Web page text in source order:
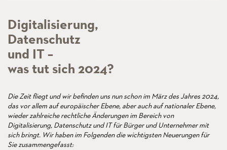
Digitalisierung,
Datenschutz
und IT –
was tut sich 2024?
Die Zeit fliegt und wir befinden uns nun schon im März des Jahres 2024,
das vor allem auf europäischer Ebene, aber auch auf nationaler Ebene,
wieder zahlreiche rechtliche Änderungen im Bereich von
Digitalisierung, Datenschutz und IT für Bürger und Unternehmer mit
sich bringt. Wir haben im Folgenden die wichtigsten Neuerungen für
Sie zusammengefasst: